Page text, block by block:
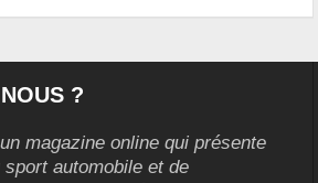
?
magazine online qui présente
sport automobile et de